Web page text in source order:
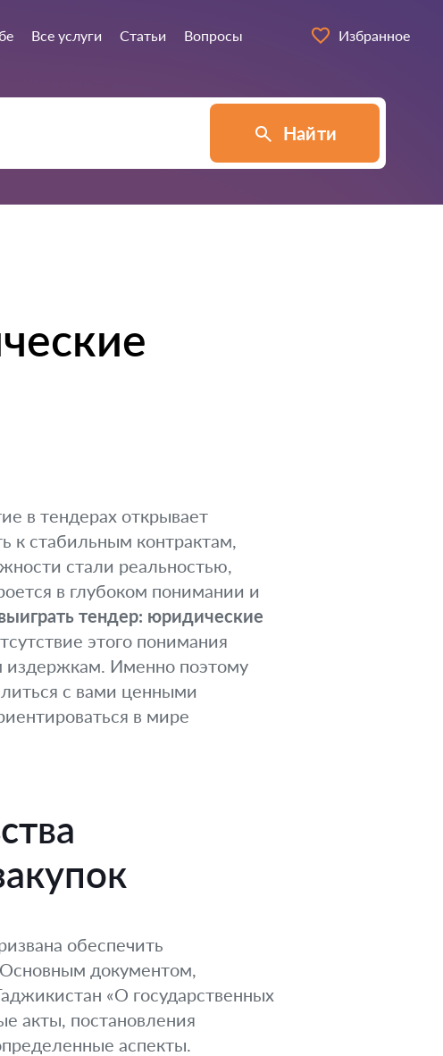
Все услуги Статьи Вопросы Избранное
Найти
в тендерах открывает
к стабильным контрактам,
стали реальностью,
в глубоком понимании и
тендер: юридические
этого понимания
издержкам. Именно поэтому
с вами ценными
в мире
обеспечить
Основным документом,
«О государственных
акты, постановления
аспекты.